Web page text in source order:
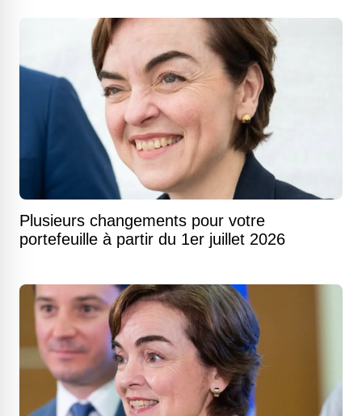
Plusieurs changements pour votre
portefeuille à partir du 1er juillet 2026